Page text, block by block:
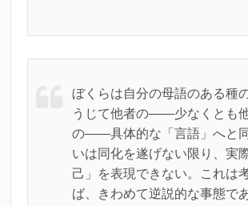
ぼくらは自分の母語のある種
うじて他者の――少なくとも
の――具体的な「言語」へと
いは同化を遂げない限り、実
己」を表現できない。これは
ば、きわめて逆説的な事態で